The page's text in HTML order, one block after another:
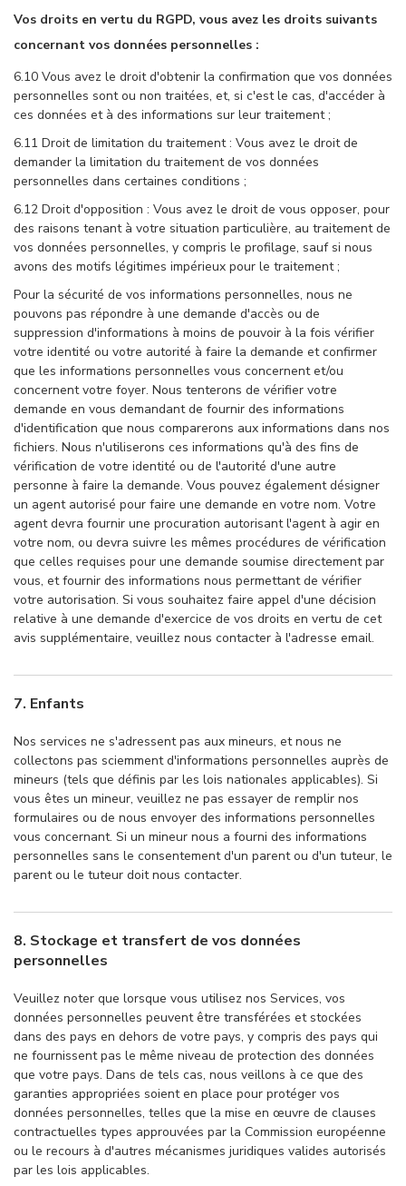
Vos droits en vertu du RGPD, vous avez les droits suivants
concernant vos données personnelles :
6.10 Vous avez le droit d'obtenir la confirmation que vos données
personnelles sont ou non traitées, et, si c'est le cas, d'accéder à
ces données et à des informations sur leur traitement ;
6.11 Droit de limitation du traitement : Vous avez le droit de
demander la limitation du traitement de vos données
personnelles dans certaines conditions ;
6.12 Droit d'opposition : Vous avez le droit de vous opposer, pour
des raisons tenant à votre situation particulière, au traitement de
vos données personnelles, y compris le profilage, sauf si nous
avons des motifs légitimes impérieux pour le traitement ;
Pour la sécurité de vos informations personnelles, nous ne
pouvons pas répondre à une demande d'accès ou de
suppression d'informations à moins de pouvoir à la fois vérifier
votre identité ou votre autorité à faire la demande et confirmer
que les informations personnelles vous concernent et/ou
concernent votre foyer. Nous tenterons de vérifier votre
demande en vous demandant de fournir des informations
d'identification que nous comparerons aux informations dans nos
fichiers. Nous n'utiliserons ces informations qu'à des fins de
vérification de votre identité ou de l'autorité d'une autre
personne à faire la demande. Vous pouvez également désigner
un agent autorisé pour faire une demande en votre nom. Votre
agent devra fournir une procuration autorisant l'agent à agir en
votre nom, ou devra suivre les mêmes procédures de vérification
que celles requises pour une demande soumise directement par
vous, et fournir des informations nous permettant de vérifier
votre autorisation. Si vous souhaitez faire appel d'une décision
relative à une demande d'exercice de vos droits en vertu de cet
avis supplémentaire, veuillez nous contacter à l'adresse email.
7. Enfants
Nos services ne s'adressent pas aux mineurs, et nous ne
collectons pas sciemment d'informations personnelles auprès de
mineurs (tels que définis par les lois nationales applicables). Si
vous êtes un mineur, veuillez ne pas essayer de remplir nos
formulaires ou de nous envoyer des informations personnelles
vous concernant. Si un mineur nous a fourni des informations
personnelles sans le consentement d'un parent ou d'un tuteur, le
parent ou le tuteur doit nous contacter.
8. Stockage et transfert de vos données
personnelles
Veuillez noter que lorsque vous utilisez nos Services, vos
données personnelles peuvent être transférées et stockées
dans des pays en dehors de votre pays, y compris des pays qui
ne fournissent pas le même niveau de protection des données
que votre pays. Dans de tels cas, nous veillons à ce que des
garanties appropriées soient en place pour protéger vos
données personnelles, telles que la mise en œuvre de clauses
contractuelles types approuvées par la Commission européenne
ou le recours à d'autres mécanismes juridiques valides autorisés
par les lois applicables.